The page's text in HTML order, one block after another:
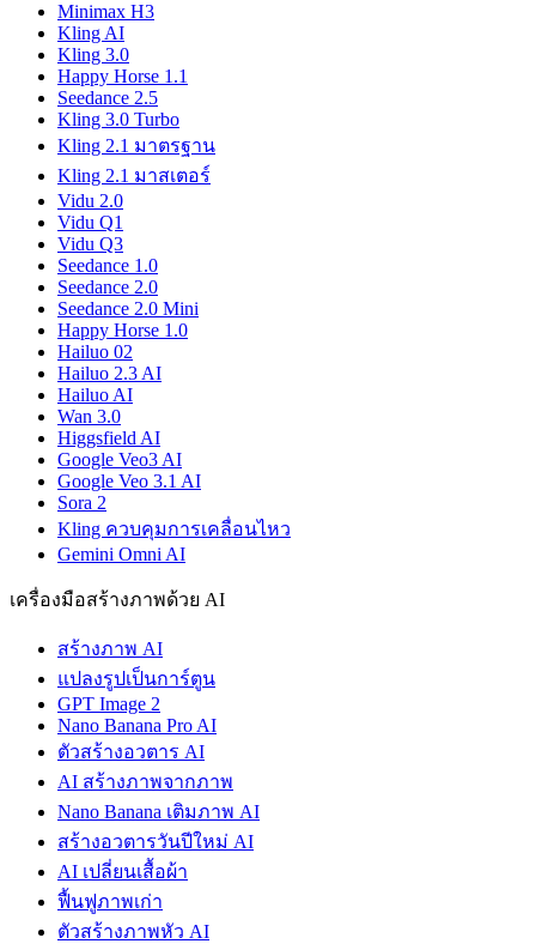
Minimax H3
Kling AI
Kling 3.0
Happy Horse 1.1
Seedance 2.5
Kling 3.0 Turbo
Kling 2.1 มาตรฐาน
Kling 2.1 มาสเตอร์
Vidu 2.0
Vidu Q1
Vidu Q3
Seedance 1.0
Seedance 2.0
Seedance 2.0 Mini
Happy Horse 1.0
Hailuo 02
Hailuo 2.3 AI
Hailuo AI
Wan 3.0
Higgsfield AI
Google Veo3 AI
Google Veo 3.1 AI
Sora 2
Kling ควบคุมการเคลื่อนไหว
Gemini Omni AI
เครื่องมือสร้างภาพด้วย AI
สร้างภาพ AI
แปลงรูปเป็นการ์ตูน
GPT Image 2
Nano Banana Pro AI
ตัวสร้างอวตาร AI
AI สร้างภาพจากภาพ
Nano Banana เติมภาพ AI
สร้างอวตารวันปีใหม่ AI
AI เปลี่ยนเสื้อผ้า
ฟื้นฟูภาพเก่า
ตัวสร้างภาพหัว AI